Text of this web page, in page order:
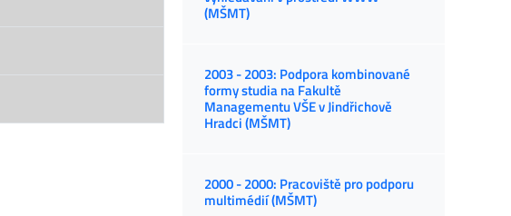
(MŠMT)
2003 - 2003: Podpora kombinované
formy studia na Fakultě
Managementu VŠE v Jindřichově
Hradci (MŠMT)
2000 - 2000: Pracoviště pro podporu
multimédií (MŠMT)